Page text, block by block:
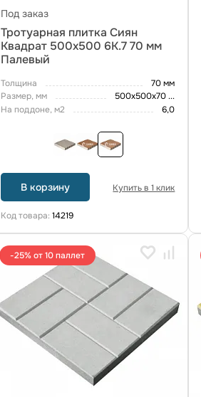
Под заказ
Тротуарная плитка Сиян
Квадрат 500x500 6К.7 70 мм
Палевый
Толщина
70 мм
Размер, мм
500х500х70...
На поддоне, м2
6,0
В корзину Купить в 1 клик
Код товара:14219
-25% от 10 паллет